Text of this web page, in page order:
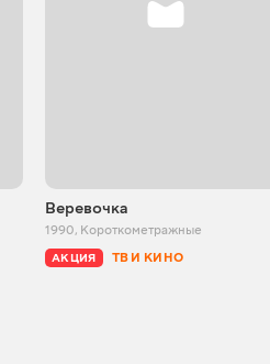
Веревочка
1990, Короткометражные
АКЦИЯ ТВ И КИНО